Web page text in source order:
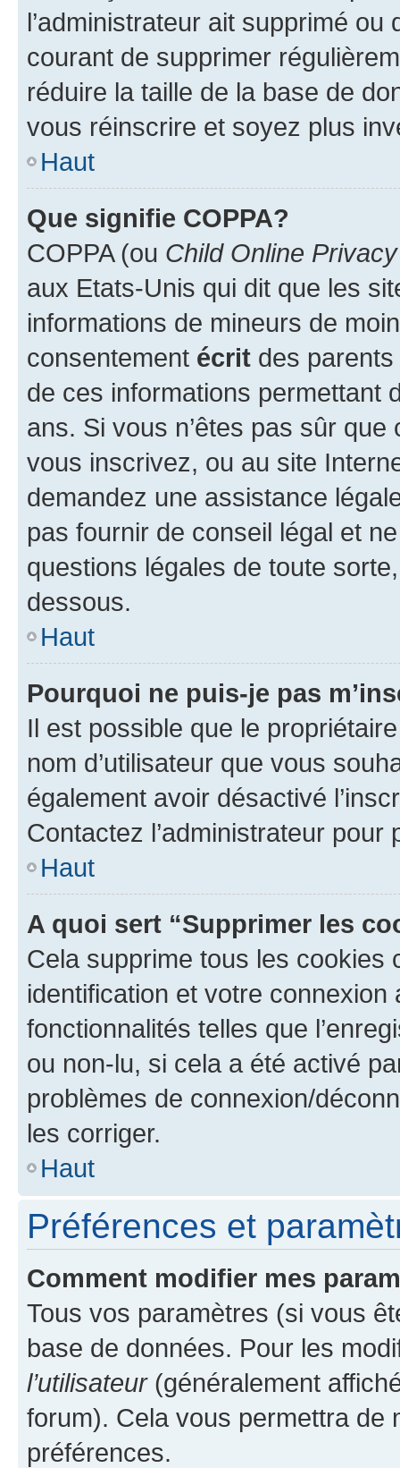
l’administrateur ait supprimé
courant de supprimer
réduire la taille de la base de
vous réinscrire et soyez plus
Haut
Que signifie COPPA?
COPPA (ou Child Online
aux Etats-Unis qui dit que les
informations de mineurs de
consentement écrit des parents
de ces informations permettant
ans. Si vous n’êtes pas sûr
vous inscrivez, ou au site
demandez une assistance
pas fournir de conseil légal et
questions légales de toute
dessous.
Haut
Pourquoi ne puis-je pas
Il est possible que le
nom d’utilisateur que vous
également avoir désactivé
Contactez l’administrateur
Haut
A quoi sert “Supprimer les
Cela supprime tous les cookies
identification et votre
fonctionnalités telles que
ou non-lu, si cela a été activé
problèmes de connexion/
les corriger.
Haut
Préférences et
Comment modifier mes
Tous vos paramètres (si vous
base de données. Pour les
l’utilisateur(généralement
forum). Cela vous permettra de
préférences.